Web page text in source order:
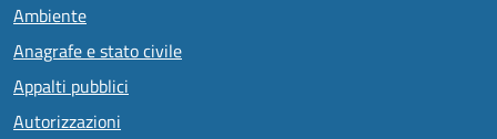
Ambiente
Anagrafe e stato civile
Appalti pubblici
Autorizzazioni